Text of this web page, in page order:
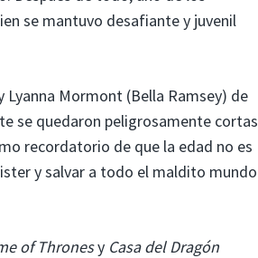
se mantuvo desafiante y juvenil
Lyanna Mormont (Bella Ramsey) de
se quedaron peligrosamente cortas
recordatorio de que la edad no es
y salvar a todo el maldito mundo
of Thronesy Casa del Dragón